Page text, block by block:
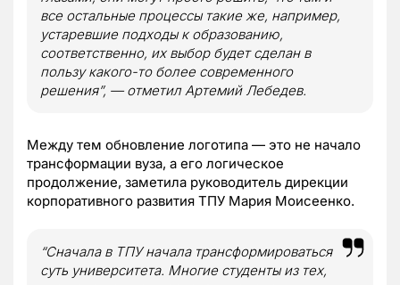
все остальные процессы такие же, например,
устаревшие подходы к образованию,
соответственно, их выбор будет сделан в
пользу какого-то более современного
решения”, — отметил Артемий Лебедев.
Между тем обновление логотипа — это не начало
трансформации вуза, а его логическое
продолжение, заметила руководитель дирекции
корпоративного развития ТПУ Мария Моисеенко.
“Сначала в ТПУ начала трансформироваться
суть университета. Многие студенты из тех,